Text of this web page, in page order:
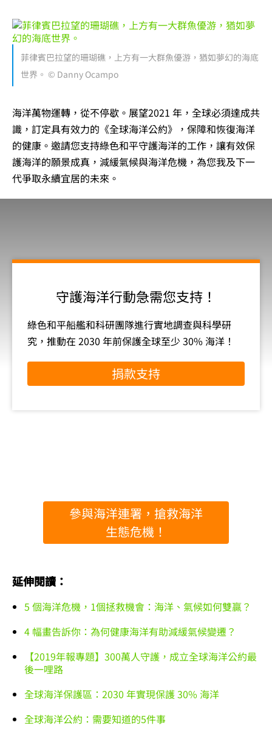
菲律賓巴拉望的珊瑚礁，上方有一大群魚優游，猶如夢幻的海底
世界。 © Danny Ocampo
海洋萬物運轉，從不停歇。展望2021 年，全球必須達成共
識，訂定具有效力的《全球海洋公約》，保障和恢復海洋
的健康。邀請您支持綠色和平守護海洋的工作，讓有效保
護海洋的願景成真，減緩氣候與海洋危機，為您我及下一
代爭取永續宜居的未來。
守護海洋行動急需您支持！
綠色和平船艦和科研團隊進行實地調查與科學研
究，推動在 2030 年前保護全球至少 30% 海洋！
捐款支持
參與海洋連署，搶救海洋
生態危機！
延伸閱讀：
5 個海洋危機，1個拯救機會：海洋、氣候如何雙贏？
4 幅畫告訴你：為何健康海洋有助減緩氣候變遷？
【2019年報專題】300萬人守護，成立全球海洋公約最
後一哩路
全球海洋保護區：2030 年實現保護 30% 海洋
全球海洋公約：需要知道的5件事